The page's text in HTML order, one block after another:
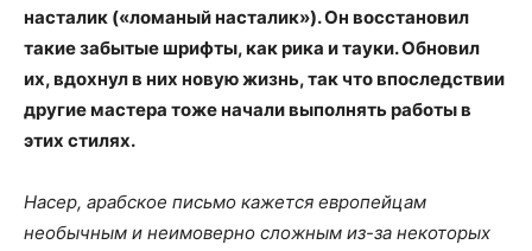
насталик («ломаный насталик»). Он восстановил
такие забытые шрифты, как рика и тауки. Обновил
их, вдохнул в них новую жизнь, так что впоследствии
другие мастера тоже начали выполнять работы в
этих стилях.
Насер, арабское письмо кажется европейцам
необычным и неимоверно сложным из-за некоторых